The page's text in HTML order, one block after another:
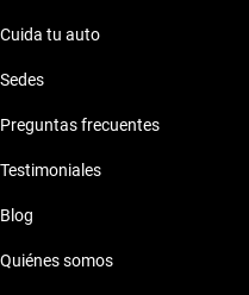
Cuida tu auto
Sedes
Preguntas frecuentes
Testimoniales
Blog
Quiénes somos